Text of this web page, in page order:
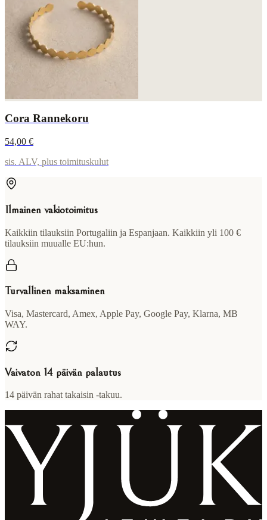
Cora Rannekoru
54,00 €
sis. ALV, plus toimituskulut
Ilmainen vakiotoimitus
Kaikkiin tilauksiin Portugaliin ja Espanjaan. Kaikkiin yli 100 €
tilauksiin muualle EU:hun.
Turvallinen maksaminen
Visa, Mastercard, Amex, Apple Pay, Google Pay, Klarna, MB
WAY.
Vaivaton 14 päivän palautus
14 päivän rahat takaisin -takuu.